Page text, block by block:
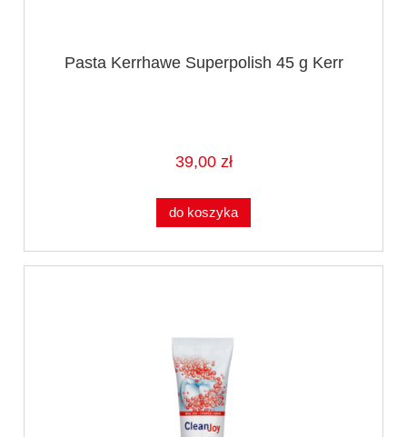
Pasta Kerrhawe Superpolish 45 g Kerr
39,00 zł
do koszyka